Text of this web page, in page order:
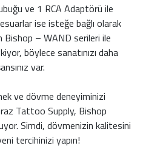
ve 1 RCA Adaptörü ile
ise isteğe bağlı olarak
Bishop – WAND serileri ile
böylece sanatınızı daha
var.
ve dövme deneyiminizi
Tattoo Supply, Bishop
Simdi, dövmenizin kalitesini
tercihinizi yapın!